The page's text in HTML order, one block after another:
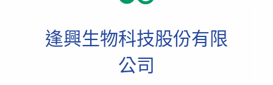
逢興生物科技股份有限
公司